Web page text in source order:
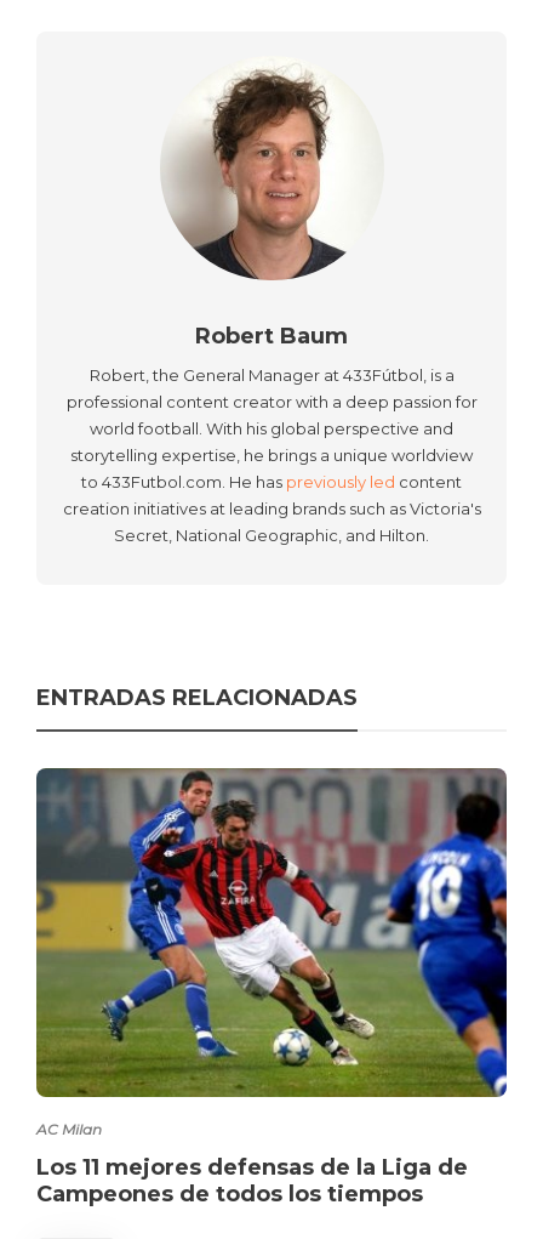
Robert Baum
Robert, the General Manager at 433Fútbol, is a
professional content creator with a deep passion for
world football. With his global perspective and
storytelling expertise, he brings a unique worldview
to 433Futbol.com. He has previously led content
creation initiatives at leading brands such as Victoria's
Secret, National Geographic, and Hilton.
ENTRADAS RELACIONADAS
AC Milan
Los 11 mejores defensas de la Liga de
Campeones de todos los tiempos